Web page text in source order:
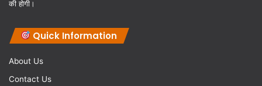
की होगी।
Quick Information
About Us
Contact Us